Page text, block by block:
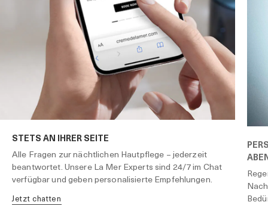
STETS AN IHRER SEITE
Alle Fragen zur nächtlichen Hautpflege – jederzeit
beantwortet. Unsere La Mer Experts sind 24/7 im Chat
verfügbar und geben personalisierte Empfehlungen.
jetzt chatten